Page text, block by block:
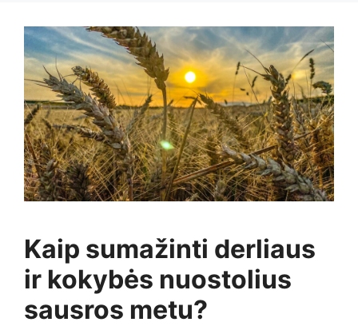
Kaip sumažinti derliaus
ir kokybės nuostolius
sausros metu?